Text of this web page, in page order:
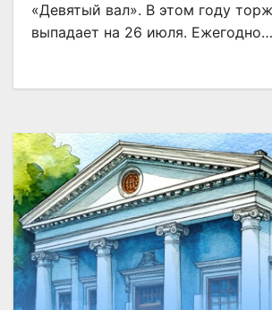
«Девятый вал». В этом году
выпадает на 26 июля. Ежегодно…